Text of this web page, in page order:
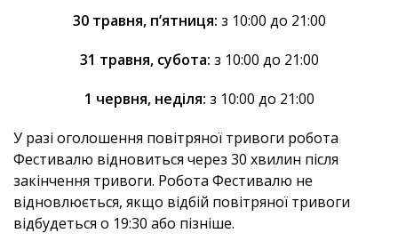
30 травня, п’ятниця: з 10:00 до 21:00
31 травня, субота: з 10:00 до 21:00
1 червня, неділя: з 10:00 до 21:00
У разі оголошення повітряної тривоги робота
Фестивалю відновиться через 30 хвилин після
закінчення тривоги. Робота Фестивалю не
відновлюється, якщо відбій повітряної тривоги
відбудеться о 19:30 або пізніше.